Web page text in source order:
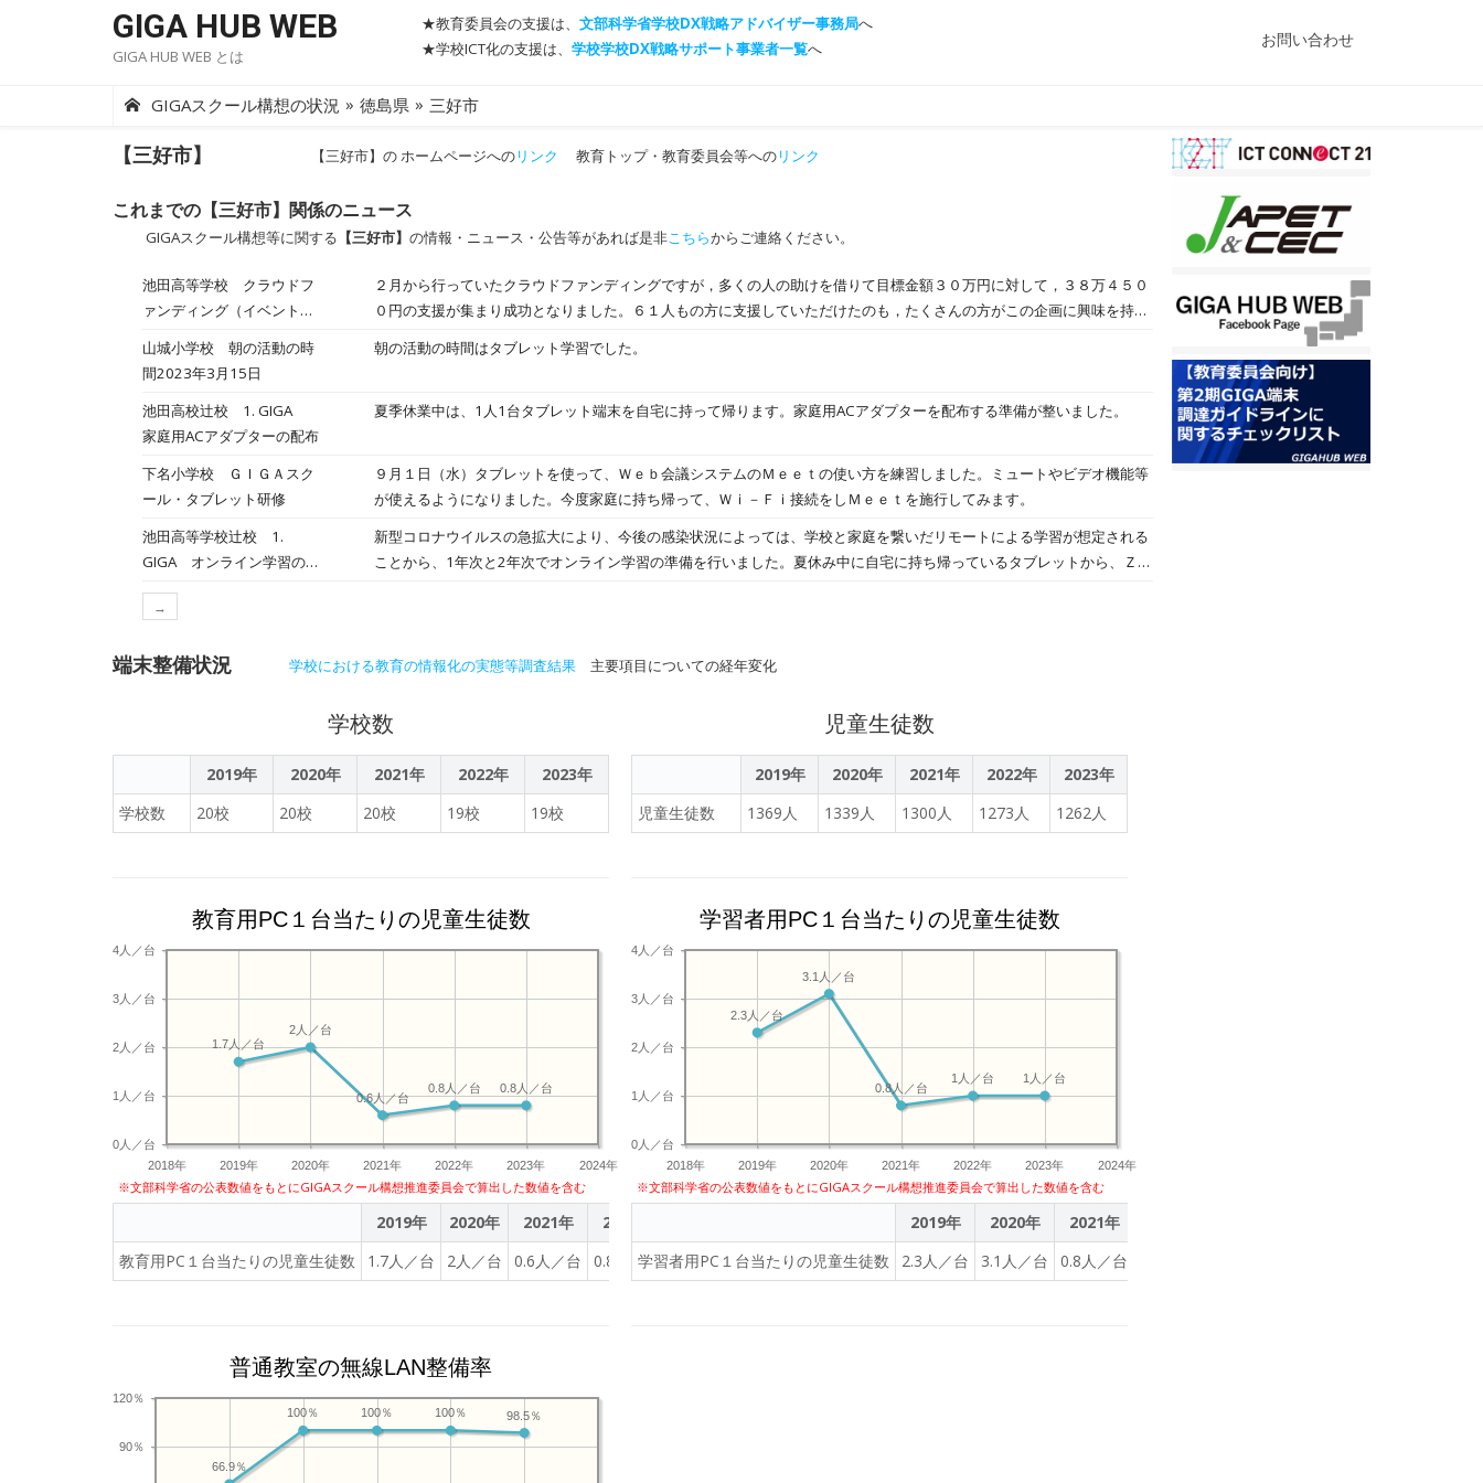
GIGA HUB WEB
GIGA HUB WEB とは
★教育委員会の支援は、 文部科学省学校DX戦略アドバイザー事務局へ
★学校ICT化の支援は、 学校学校DX戦略サポート事業者一覧へ お問い合わせ
GIGAスクール構想の状況 » 徳島県 » 三好市
【三好市】 【三好市】の ホームページへのリンク 教育トップ・教育委員会等へのリンク
これまでの【三好市】関係のニュース
GIGAスクール構想等に関する 【三好市】 の情報・ニュース・公告等があれば是非こちらからご連絡ください。
池田高等学校 クラウドフ
ァンディング（イベント内
２月から行っていたクラウドファンディングですが，多くの人の助けを借りて目標金額３０万円に対して，３８万４５０
０円の支援が集まり成功となりました。６１人もの方に支援していただけたのも，たくさんの方がこの企画に興味を持っ
りたかったイベントができることとなったため，イベントを成功させるために企画を考えています。詳細が出来上がりま
ます。
山城小学校 朝の活動の時
間2023年3月15日
朝の活動の時間はタブレット学習でした。
池田高校辻校 1. GIGA
家庭用ACアダプターの配布
夏季休業中は、1人1台タブレット端末を自宅に持って帰ります。家庭用ACアダプターを配布する準備が整いました。
下名小学校 ＧＩＧＡスク
ール・タブレット研修
９月１日（水）タブレットを使って、Ｗｅｂ会議システムのＭｅｅｔの使い方を練習しました。ミュートやビデオ機能等
が使えるようになりました。今度家庭に持ち帰って、Ｗｉ－Ｆｉ接続をしＭｅｅｔを施行してみます。
池田高等学校辻校 1.
GIGA オンライン学習の
新型コロナウイルスの急拡大により、今後の感染状況によっては、学校と家庭を繋いだリモートによる学習が想定される
ことから、1年次と2年次でオンライン学習の準備を行いました。夏休み中に自宅に持ち帰っているタブレットから、Ｚｏ
→
端末整備状況 学校における教育の情報化の実態等調査結果 主要項目についての経年変化
学校数
2019年 2020年 2021年 2022年
2023年
学校数
20校 20校 20校 19校 19校
児童生徒数
2019年 2020年 2021年 2022年
2023年
児童生徒数
1369人 1339人 1300人 1273人 1262人
教育用PC１台当たりの児童生徒数
2018年 2019年 2020年 2021年 2022年 2023年 2024年
0人／台
1人／台
2人／台
3人／台
4人／台
0.8人／台
0.8人／台
0.6人／台
2人／台
1.7人／台
※文部科学省の公表数値をもとにGIGAスクール構想推進委員会で算出した数値を含む
2019年 2020年 2021年 2022年
教育用PC１台当たりの児童生徒数
1.7人／台 2人／台 0.6人／台 0.8人／台 0.8人／台
学習者用PC１台当たりの児童生徒数
2018年 2019年 2020年 2021年 2022年 2023年 2024年
0人／台
1人／台
2人／台
3人／台
4人／台
1人／台
1人／台
0.8人／台
3.1人／台
2.3人／台
※文部科学省の公表数値をもとにGIGAスクール構想推進委員会で算出した数値を含む
2019年 2020年 2021年
学習者用PC１台当たりの児童生徒数
2.3人／台 3.1人／台 0.8人／台
普通教室の無線LAN整備率
90％
120％
98.5％
100％
100％
100％
66.9％